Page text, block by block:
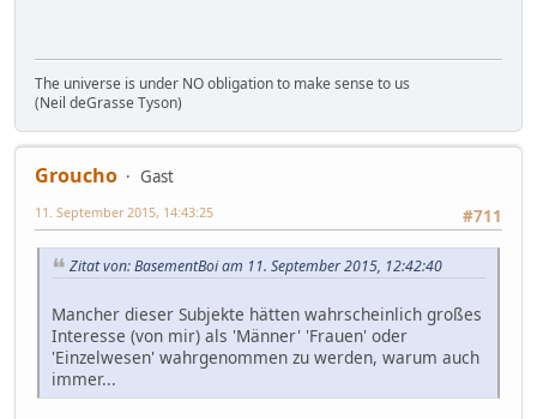
The universe is under NO obligation to make sense to us
(Neil deGrasse Tyson)
Groucho
Gast
#711
11. September 2015, 14:43:25
Zitat von: BasementBoi am 11. September 2015, 12:42:40
Mancher dieser Subjekte hätten wahrscheinlich großes
Interesse (von mir) als 'Männer' 'Frauen' oder
'Einzelwesen' wahrgenommen zu werden, warum auch
immer...